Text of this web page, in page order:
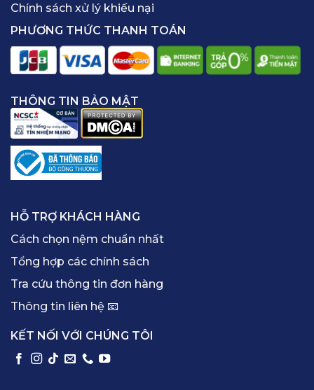
Chính sách xử lý khiếu nại
PHƯƠNG THỨC THANH TOÁN
THÔNG TIN BẢO MẬT
HỖ TRỢ KHÁCH HÀNG
Cách chọn nệm chuẩn nhất
Tổng hợp các chính sách
Tra cứu thông tin đơn hàng
Thông tin liên hệ 📧
KẾT NỐI VỚI CHÚNG TÔI